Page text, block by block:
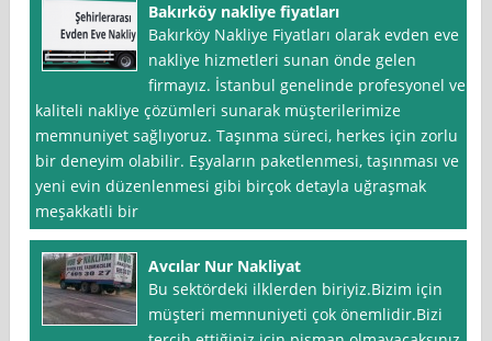
Bakırköy nakliye fiyatları
Bakırköy Nakliye Fiyatları olarak evden eve
nakliye hizmetleri sunan önde gelen
firmayız. İstanbul genelinde profesyonel ve
kaliteli nakliye çözümleri sunarak müşterilerimize
memnuniyet sağlıyoruz. Taşınma süreci, herkes için zorlu
bir deneyim olabilir. Eşyaların paketlenmesi, taşınması ve
yeni evin düzenlenmesi gibi birçok detayla uğraşmak
meşakkatli bir
Avcılar Nur Nakliyat
Bu sektördeki ilklerden biriyiz.Bizim için
müşteri memnuniyeti çok önemlidir.Bizi